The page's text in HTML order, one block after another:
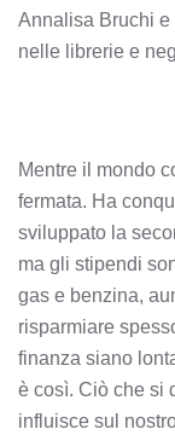
Annalisa Bruchi e
nelle librerie e
Mentre il mondo
fermata. Ha
sviluppato la
ma gli stipendi
gas e benzina,
risparmiare
finanza siano
è così. Ciò che si
influisce sul